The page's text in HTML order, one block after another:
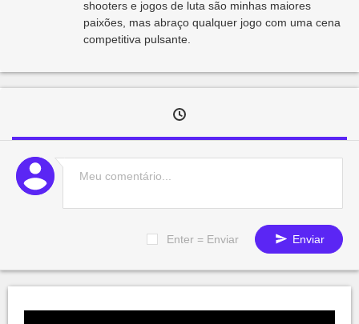
shooters e jogos de luta são minhas maiores
paixões, mas abraço qualquer jogo com uma cena
competitiva pulsante.
Enter = Enviar Enviar